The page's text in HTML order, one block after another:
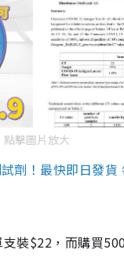
點擊圖片放大
劑！最快即日發貨
裝$22，而購買